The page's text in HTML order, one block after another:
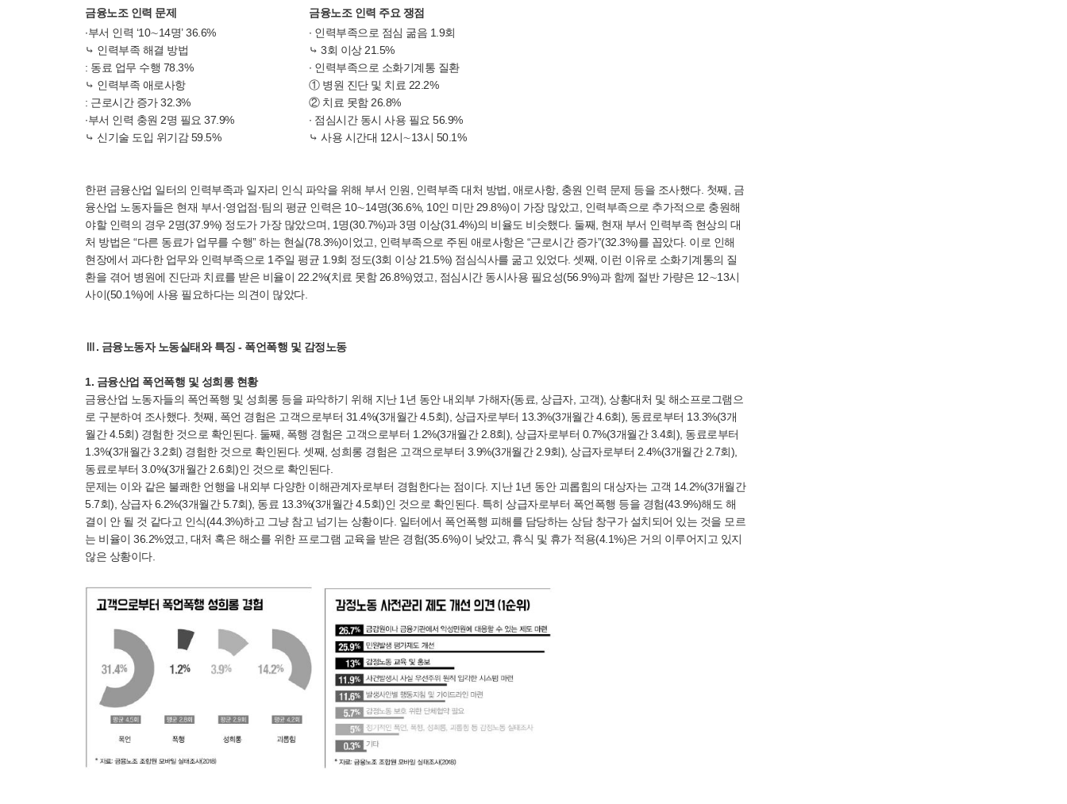
금융노조 인력 문제
금융노조 인력 주요 쟁점
∙부서 인력 ‘10∼14명’ 36.6%
⤷ 인력부족 해결 방법
: 동료 업무 수행 78.3%
⤷ 인력부족 애로사항
: 근로시간 증가 32.3%
∙부서 인력 충원 2명 필요 37.9%
⤷ 신기술 도입 위기감 59.5%
∙ 인력부족으로 점심 굶음 1.9회
⤷ 3회 이상 21.5%
∙ 인력부족으로 소화기계통 질환
① 병원 진단 및 치료 22.2%
② 치료 못함 26.8%
∙ 점심시간 동시 사용 필요 56.9%
⤷ 사용 시간대 12시∼13시 50.1%
한편 금융산업 일터의 인력부족과 일자리 인식 파악을 위해 부서 인원, 인력부족 대처 방법, 애로사항, 충원 인력 문제 등을 조사했다. 첫째, 금
융산업 노동자들은 현재 부서·영업점·팀의 평균 인력은 10∼14명(36.6%, 10인 미만 29.8%)이 가장 많았고, 인력부족으로 추가적으로 충원해
야할 인력의 경우 2명(37.9%) 정도가 가장 많았으며, 1명(30.7%)과 3명 이상(31.4%)의 비율도 비슷했다. 둘째, 현재 부서 인력부족 현상의 대
처 방법은 “다른 동료가 업무를 수행” 하는 현실(78.3%)이었고, 인력부족으로 주된 애로사항은 “근로시간 증가”(32.3%)를 꼽았다. 이로 인해
현장에서 과다한 업무와 인력부족으로 1주일 평균 1.9회 정도(3회 이상 21.5%) 점심식사를 굶고 있었다. 셋째, 이런 이유로 소화기계통의 질
환을 겪어 병원에 진단과 치료를 받은 비율이 22.2%(치료 못함 26.8%)였고, 점심시간 동시사용 필요성(56.9%)과 함께 절반 가량은 12∼13시
사이(50.1%)에 사용 필요하다는 의견이 많았다.
Ⅲ. 금융노동자 노동실태와 특징 - 폭언폭행 및 감정노동
1. 금융산업 폭언폭행 및 성희롱 현황
금융산업 노동자들의 폭언폭행 및 성희롱 등을 파악하기 위해 지난 1년 동안 내외부 가해자(동료, 상급자, 고객), 상황대처 및 해소프로그램으
로 구분하여 조사했다. 첫째, 폭언 경험은 고객으로부터 31.4%(3개월간 4.5회), 상급자로부터 13.3%(3개월간 4.6회), 동료로부터 13.3%(3개
월간 4.5회) 경험한 것으로 확인된다. 둘째, 폭행 경험은 고객으로부터 1.2%(3개월간 2.8회), 상급자로부터 0.7%(3개월간 3.4회), 동료로부터
1.3%(3개월간 3.2회) 경험한 것으로 확인된다. 셋째, 성희롱 경험은 고객으로부터 3.9%(3개월간 2.9회), 상급자로부터 2.4%(3개월간 2.7회),
동료로부터 3.0%(3개월간 2.6회)인 것으로 확인된다.
문제는 이와 같은 불쾌한 언행을 내외부 다양한 이해관계자로부터 경험한다는 점이다. 지난 1년 동안 괴롭힘의 대상자는 고객 14.2%(3개월간
5.7회), 상급자 6.2%(3개월간 5.7회), 동료 13.3%(3개월간 4.5회)인 것으로 확인된다. 특히 상급자로부터 폭언폭행 등을 경험(43.9%)해도 해
결이 안 될 것 같다고 인식(44.3%)하고 그냥 참고 넘기는 상황이다. 일터에서 폭언폭행 피해를 담당하는 상담 창구가 설치되어 있는 것을 모르
는 비율이 36.2%였고, 대처 혹은 해소를 위한 프로그램 교육을 받은 경험(35.6%)이 낮았고, 휴식 및 휴가 적용(4.1%)은 거의 이루어지고 있지
않은 상황이다.